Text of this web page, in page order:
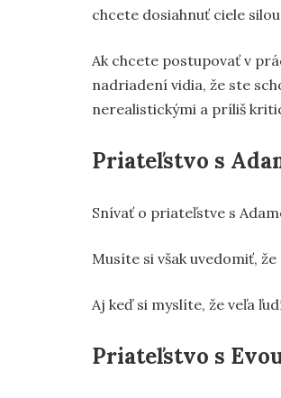
chcete dosiahnuť ciele
Ak chcete postupovať v
nadriadení vidia, že ste
nerealistickými a príliš
Priateľstvo s
Snívať o priateľstve s
Musíte si však uvedomiť,
Aj keď si myslíte, že veľa
Priateľstvo s